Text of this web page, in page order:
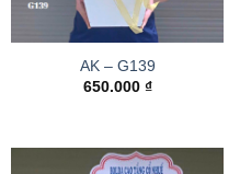
AK – G139
650.000 ₫